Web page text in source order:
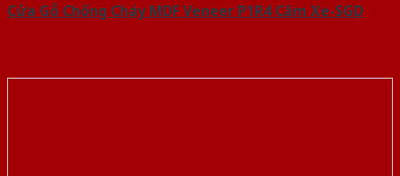
Cửa Gỗ Chống Cháy MDF Veneer P1R4 Căm Xe-SGD